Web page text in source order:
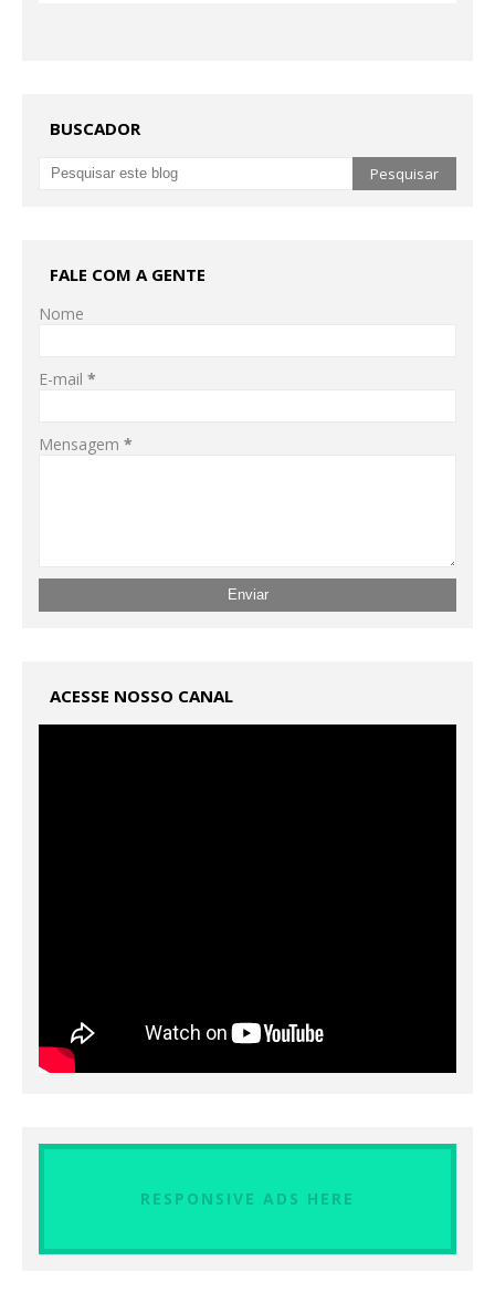
BUSCADOR
FALE COM A GENTE
Nome
E-mail *
Mensagem *
ACESSE NOSSO CANAL
RESPONSIVE ADS HERE